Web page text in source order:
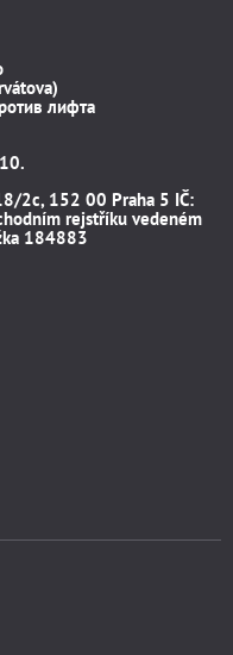
лифта
2c, 152 00 Praha 5 IČ:
rejstříku vedeném
184883